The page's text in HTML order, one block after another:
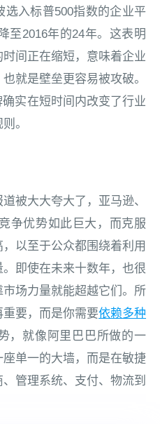
入标普500指数的企业平
至2016年的24年。这表明
间正在缩短，意味着企业
就是壁垒更容易被攻破。
实在短时间内改变了行业
。
被大大夸大了，亚马逊、
争优势如此巨大，而克服
以至于公众都围绕着利用
即使在未来十数年，也很
场力量就能超越它们。所
要，而是你需要依赖多种
，就像阿里巴巴所做的一
单一的大墙，而是在敏捷
管理系统、支付、物流到